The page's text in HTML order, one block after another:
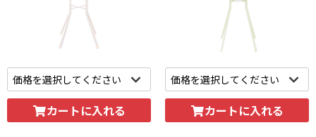
カートに入れる カートに入れる